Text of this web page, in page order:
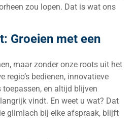
zou lopen. Dat is wat ons
Groeien met een
maar zonder onze roots uit het
regio’s bedienen, innovatieve
en altijd blijven
vindt. En weet u wat? Dat
glimlach bij elke afspraak, blijft